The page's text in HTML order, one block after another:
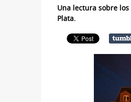
Una lectura sobre
Plata.